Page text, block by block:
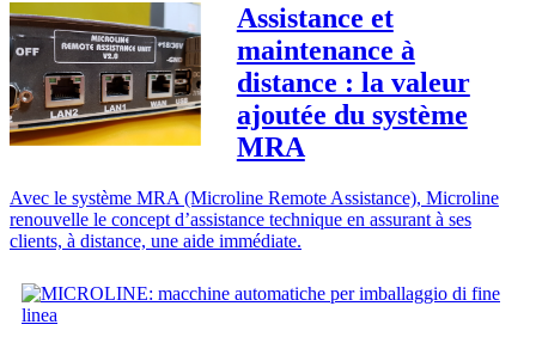
Assistance et
maintenance à
distance : la valeur
ajoutée du système
MRA
Avec le système MRA (Microline Remote Assistance), Microline
renouvelle le concept d’assistance technique en assurant à ses
clients, à distance, une aide immédiate.